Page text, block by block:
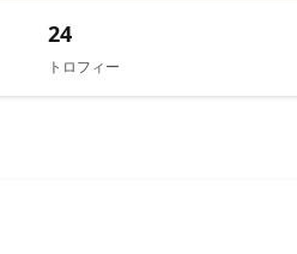
トロフィー
24